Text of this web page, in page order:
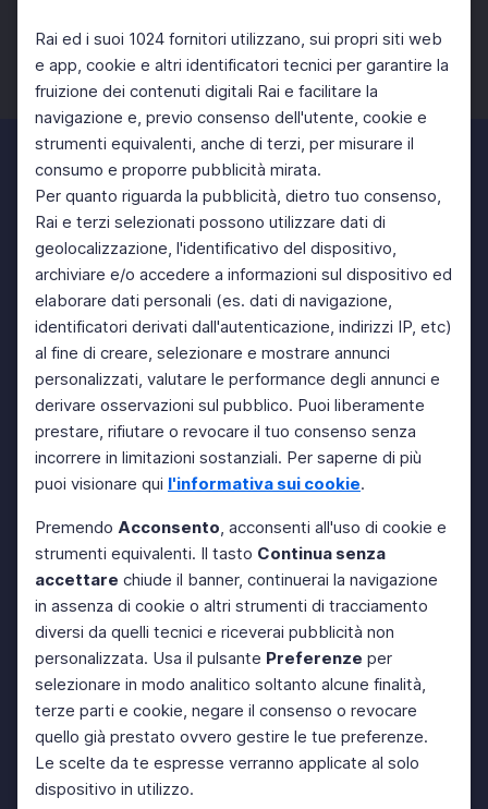
Rai ed i suoi 1024 fornitori utilizzano, sui propri siti web
e app, cookie e altri identificatori tecnici per garantire la
fruizione dei contenuti digitali Rai e facilitare la
navigazione e, previo consenso dell'utente, cookie e
strumenti equivalenti, anche di terzi, per misurare il
consumo e proporre pubblicità mirata.
Per quanto riguarda la pubblicità, dietro tuo consenso,
Rai e terzi selezionati possono utilizzare dati di
geolocalizzazione, l'identificativo del dispositivo,
archiviare e/o accedere a informazioni sul dispositivo ed
elaborare dati personali (es. dati di navigazione,
identificatori derivati dall'autenticazione, indirizzi IP, etc)
al fine di creare, selezionare e mostrare annunci
personalizzati, valutare le performance degli annunci e
derivare osservazioni sul pubblico. Puoi liberamente
prestare, rifiutare o revocare il tuo consenso senza
incorrere in limitazioni sostanziali. Per saperne di più
puoi visionare qui l'informativa sui cookie.
Premendo Acconsento, acconsenti all'uso di cookie e
strumenti equivalenti. Il tasto Continua senza
accettare chiude il banner, continuerai la navigazione
in assenza di cookie o altri strumenti di tracciamento
diversi da quelli tecnici e riceverai pubblicità non
personalizzata. Usa il pulsante Preferenze per
selezionare in modo analitico soltanto alcune finalità,
terze parti e cookie, negare il consenso o revocare
quello già prestato ovvero gestire le tue preferenze.
Le scelte da te espresse verranno applicate al solo
dispositivo in utilizzo.
Facebook Twitter Instagram